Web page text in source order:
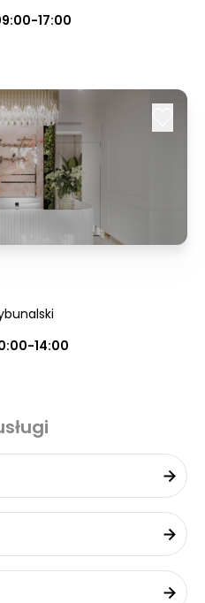
17:00
14:00